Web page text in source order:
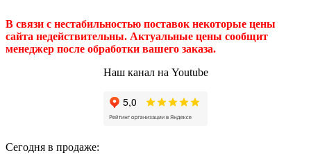
В связи с нестабильностью поставок некоторые цены
сайта недействительны. Актуальные цены сообщит
менеджер после обработки вашего заказа.
Наш канал на Youtube
Сегодня в продаже: